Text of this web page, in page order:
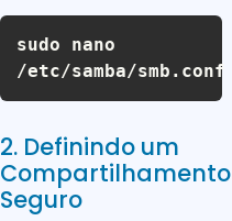
sudo nano
/etc/samba/smb.conf
2. Definindo um
Compartilhamento
Seguro